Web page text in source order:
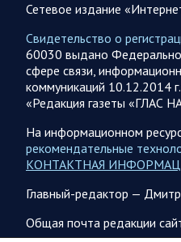
Сводка военных
августа. Коротко
Группировка войск «Север»
пункт Ивановка в
вооруженные силы за
08.08.2026 10:09
В ночь 8 августа ВС РФ
Олег Царев сообщает:
Сетевое издание
Свидетельство о
60030 выдано
сфере связи,
коммуникаций 10.12.2014
«Редакция газеты «ГЛАС
На информационном
рекомендательные
КОНТАКТНАЯ
Главный-редактор —
Общая почта редакции